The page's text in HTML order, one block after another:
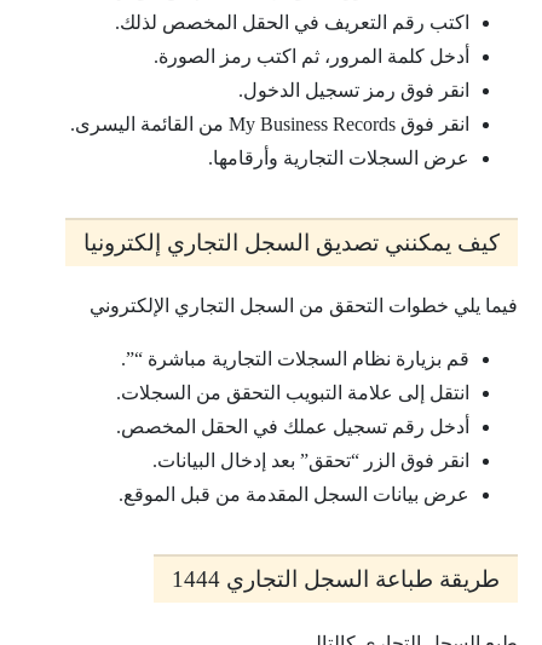
اكتب رقم التعريف في الحقل المخصص لذلك.
أدخل كلمة المرور، ثم اكتب رمز الصورة.
انقر فوق رمز تسجيل الدخول.
انقر فوق My Business Records من القائمة اليسرى.
عرض السجلات التجارية وأرقامها.
كيف يمكنني تصديق السجل التجاري إلكترونيا
فيما يلي خطوات التحقق من السجل التجاري الإلكتروني
قم بزيارة نظام السجلات التجارية مباشرة “”.
انتقل إلى علامة التبويب التحقق من السجلات.
أدخل رقم تسجيل عملك في الحقل المخصص.
انقر فوق الزر “تحقق” بعد إدخال البيانات.
عرض بيانات السجل المقدمة من قبل الموقع.
طريقة طباعة السجل التجاري 1444